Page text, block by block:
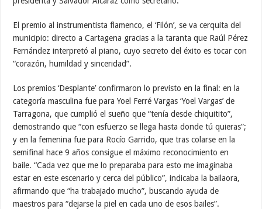
El premio al instrumentista flamenco, el ‘Filón’, se va cerquita del
municipio: directo a Cartagena gracias a la taranta que Raúl Pérez
Fernández interpretó al piano, cuyo secreto del éxito es tocar con
“corazón, humildad y sinceridad”.
Los premios ‘Desplante’ confirmaron lo previsto en la final: en la
categoría masculina fue para Yoel Ferré Vargas ‘Yoel Vargas’ de
Tarragona, que cumplió el sueño que “tenía desde chiquitito”,
demostrando que “con esfuerzo se llega hasta donde tú quieras”;
y en la femenina fue para Rocío Garrido, que tras colarse en la
semifinal hace 9 años consigue el máximo reconocimiento en
baile. “Cada vez que me lo preparaba para esto me imaginaba
estar en este escenario y cerca del público”, indicaba la bailaora,
afirmando que “ha trabajado mucho”, buscando ayuda de
maestros para “dejarse la piel en cada uno de esos bailes”.